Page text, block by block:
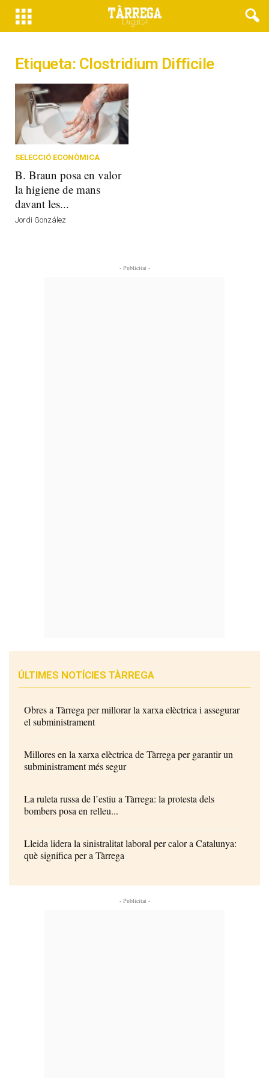
Etiqueta: Clostridium Difficile
SELECCIÓ ECONÒMICA
B. Braun posa en valor
la higiene de mans
davant les...
Jordi González
- Publicitat -
ÚLTIMES NOTÍCIES TÀRREGA
Obres a Tàrrega per millorar la xarxa elèctrica i assegurar
el subministrament
Millores en la xarxa elèctrica de Tàrrega per garantir un
subministrament més segur
La ruleta russa de l’estiu a Tàrrega: la protesta dels
bombers posa en relleu...
Lleida lidera la sinistralitat laboral per calor a Catalunya:
què significa per a Tàrrega
- Publicitat -